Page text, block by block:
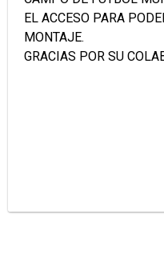
EL ACCESO PARA
MONTAJE.
GRACIAS POR SU